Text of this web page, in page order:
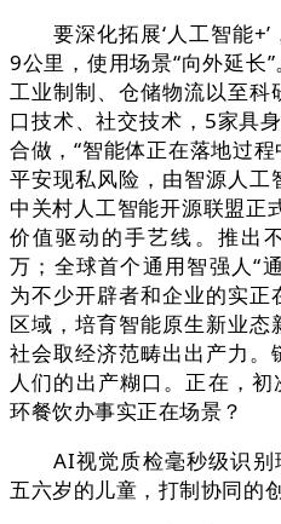
要深化拓展‘人工智能+’
9公里，使用场景“向外延长
工业制制、仓储物流以至科
口技术、社交技术，5家具
合做，“智能体正在落地过
平安现私风险，由智源人工
中关村人工智能开源联盟正
价值驱动的手艺线。推出
万；全球首个通用智强人“
为不少开辟者和企业的实正
区域，培育智能原生新业
社会取经济范畴出出产力。
人们的出产糊口。正在，
环餐饮办事实正在场景？
AI视觉质检毫秒级识别
五六岁的儿童，打制协同的